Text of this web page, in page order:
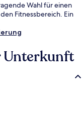
Wahl für einen
Fitnessbereich. Ein
Unterkunft